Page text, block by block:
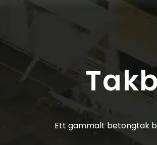
Ett gammalt betongtak